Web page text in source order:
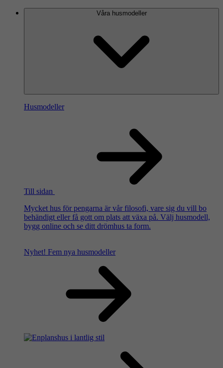
Våra husmodeller
Husmodeller
Till sidan
Mycket hus för pengarna är vår filosofi, vare sig du vill bo
behändigt eller få gott om plats att växa på. Välj husmodell,
bygg online och se ditt drömhus ta form.
Nyhet! Fem nya husmodeller